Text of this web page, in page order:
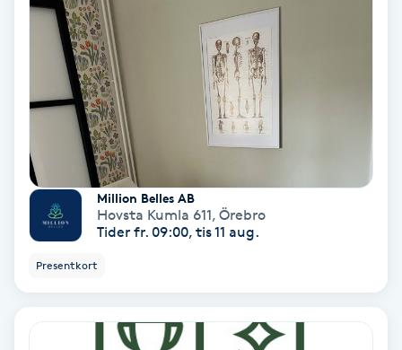
Gellack med förstärkning
Gravidmassage
Gravidyoga
Gruppträning
Gua Sha-massage
Million Belles AB
Hovsta Kumla 611, Örebro
Tider fr. 09:00, tis 11 aug.
Presentkort